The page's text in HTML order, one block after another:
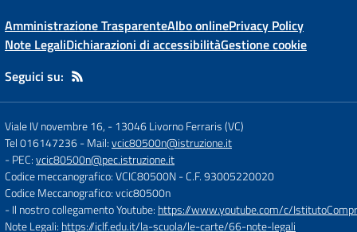
Amministrazione TrasparenteAlbo onlinePrivacy Policy
Note LegaliDichiarazioni di accessibilitàGestione cookie
Seguici su:
Viale IV novembre 16, -13046 Livorno Ferraris (VC)
Tel 016147236- Mail:vcic80500n@istruzione.it
- PEC:vcic80500n@pec.istruzione.it
Codice meccanografico: VCIC80500N- C.F. 93005220020
Codice Meccanografico: vcic80500n
- Il nostro collegamento Youtube: https://www.youtube.com/c/
Note Legali: https://iclf.edu.it/la-scuola/le-carte/66-note-legali